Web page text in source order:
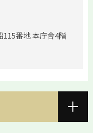
115番地 本庁舎4階